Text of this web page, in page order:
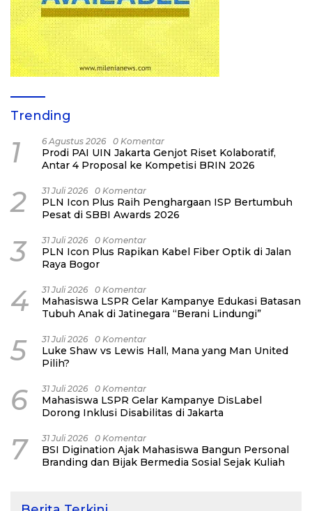
Trending
1 6 Agustus 2026 0 Komentar
Prodi PAI UIN Jakarta Genjot Riset Kolaboratif,
Antar 4 Proposal ke Kompetisi BRIN 2026
2 31 Juli 2026 0 Komentar
PLN Icon Plus Raih Penghargaan ISP Bertumbuh
Pesat di SBBI Awards 2026
3 31 Juli 2026 0 Komentar
PLN Icon Plus Rapikan Kabel Fiber Optik di Jalan
Raya Bogor
4 31 Juli 2026 0 Komentar
Mahasiswa LSPR Gelar Kampanye Edukasi Batasan
Tubuh Anak di Jatinegara “Berani Lindungi”
5 31 Juli 2026 0 Komentar
Luke Shaw vs Lewis Hall, Mana yang Man United
Pilih?
6 31 Juli 2026 0 Komentar
Mahasiswa LSPR Gelar Kampanye DisLabel
Dorong Inklusi Disabilitas di Jakarta
7 31 Juli 2026 0 Komentar
BSI Digination Ajak Mahasiswa Bangun Personal
Branding dan Bijak Bermedia Sosial Sejak Kuliah